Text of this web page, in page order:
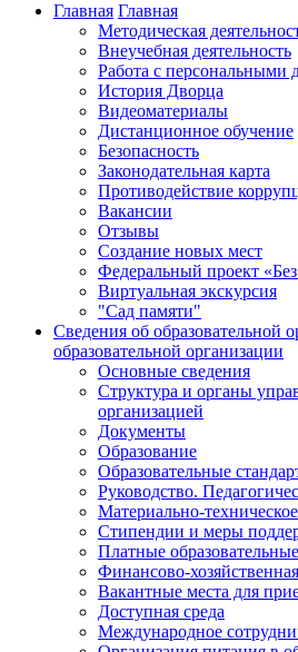
Главная Главная
Методическая
Внеучебная деятельность
Работа с персональными
История Дворца
Видеоматериалы
Дистанционное обучение
Безопасность
Законодательная карта
Противодействие
Вакансии
Отзывы
Создание новых мест
Федеральный проект
Виртуальная экскурсия
"Сад памяти"
Сведения об образовательной
образовательной организации
Основные сведения
Структура и органы
организацией
Документы
Образование
Образовательные
Руководство.
Материально-
Стипендии и меры
Платные
Финансово-
Вакантные места для
Доступная среда
Международное